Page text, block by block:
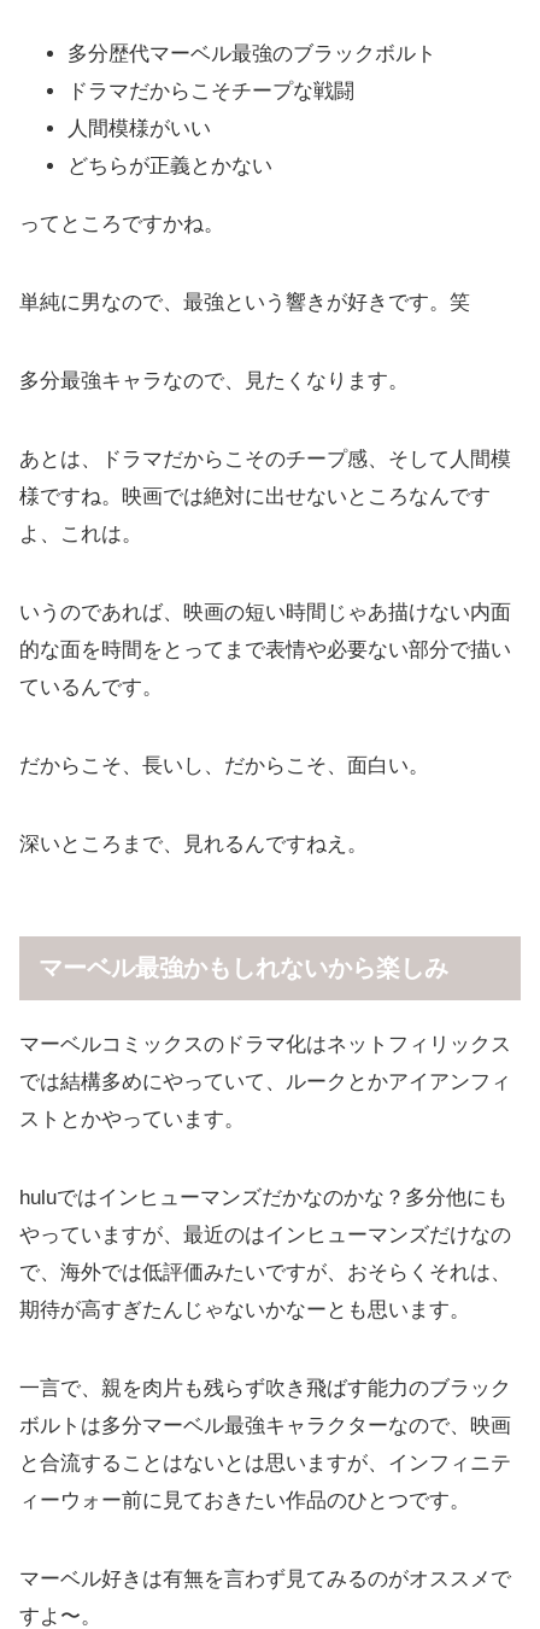
多分歴代マーベル最強のブラックボルト
ドラマだからこそチープな戦闘
人間模様がいい
どちらが正義とかない
ってところですかね。
単純に男なので、最強という響きが好きです。笑
多分最強キャラなので、見たくなります。
あとは、ドラマだからこそのチープ感、そして人間模
様ですね。映画では絶対に出せないところなんです
よ、これは。
いうのであれば、映画の短い時間じゃあ描けない内面
的な面を時間をとってまで表情や必要ない部分で描い
ているんです。
だからこそ、長いし、だからこそ、面白い。
深いところまで、見れるんですねえ。
マーベル最強かもしれないから楽しみ
マーベルコミックスのドラマ化はネットフィリックス
では結構多めにやっていて、ルークとかアイアンフィ
ストとかやっています。
huluではインヒューマンズだかなのかな？多分他にも
やっていますが、最近のはインヒューマンズだけなの
で、海外では低評価みたいですが、おそらくそれは、
期待が高すぎたんじゃないかなーとも思います。
一言で、親を肉片も残らず吹き飛ばす能力のブラック
ボルトは多分マーベル最強キャラクターなので、映画
と合流することはないとは思いますが、インフィニテ
ィーウォー前に見ておきたい作品のひとつです。
マーベル好きは有無を言わず見てみるのがオススメで
すよ〜。